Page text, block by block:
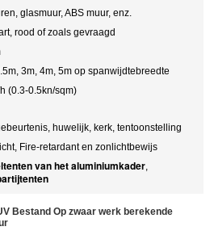
glasmuur, ABS muur, enz.
rood of zoals gevraagd
3m, 4m, 5m op spanwijdtebreedte
(0.3-0.5kn/sqm)
huwelijk, kerk, tentoonstelling
Fire-retardant en zonlichtbewijs
van het aluminiumkader,
Bestand Op zwaar werk berekende